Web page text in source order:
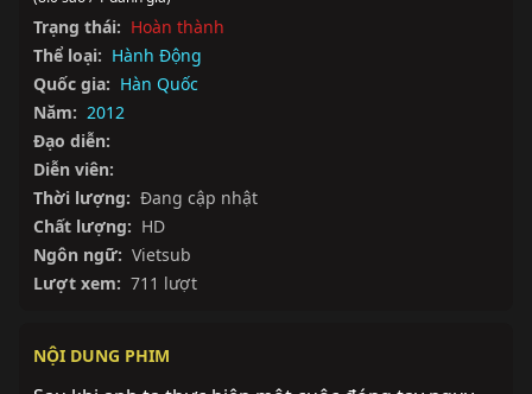
Trạng thái: Hoàn thành
Thể loại: Hành Động
Quốc gia: Hàn Quốc
Năm: 2012
Đạo diễn:
Diễn viên:
Thời lượng: Đang cập nhật
Chất lượng: HD
Ngôn ngữ: Vietsub
Lượt xem: 711 lượt
NỘI DUNG PHIM